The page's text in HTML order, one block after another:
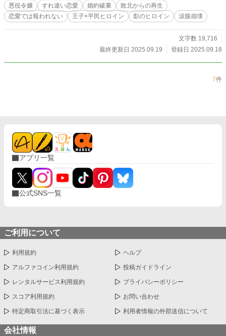
悪役令嬢 すれ違い恋愛 婚約破棄
敗北からの再生
恋愛では報われない
王子×平民ヒロイン 影のヒロイン 涙腺崩壊
文字数 19,716
最終更新日 2025.09.19
登録日 2025.09.18
7件
アプリ一覧
公式SNS一覧
ご利用について
利用規約 ヘルプ
アルファコイン利用規約 投稿ガイドライン
レンタルサービス利用規約 プライバシーポリシー
スコア利用規約 お問い合わせ
特定商取引法に基づく表示 利用者情報の外部送信について
会社情報